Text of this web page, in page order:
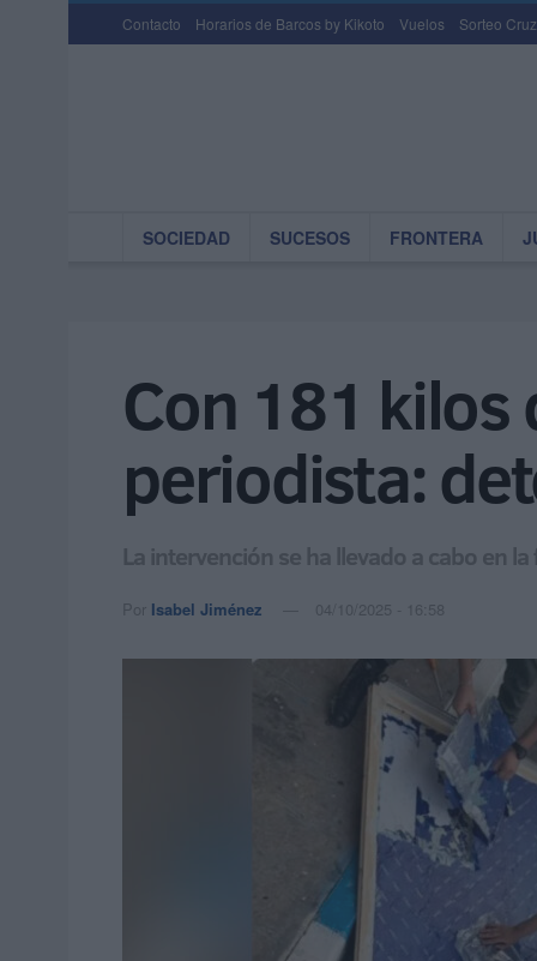
Contacto Horarios de Barcos by Kikoto Vuelos Sorteo
SOCIEDAD SUCESOS FRONTERA
Con 181 kilos
periodista:
La intervención se ha llevado a cabo en
Por Isabel Jiménez 04/10/2025 - 16:58